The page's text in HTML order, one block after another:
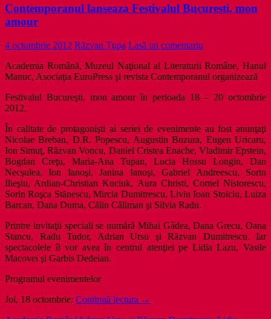
la
Artoteca
Contemporanul lanseaza Festivalul Bucuresti, mon
amour
4 octombrie 2012 Răzvan Țupa Lasă un comentariu
Academia Română, Muzeul Naţional al Literaturii Române, Hanul
Manuc, Asociaţia EuroPress şi revista Contemporanul organizează
Festivalul Bucureşti, mon amour în perioada 18 – 20 octombrie
2012.
În calitate de protagonişti ai seriei de evenimente au fost anunţaţi
Nicolae Breban, D.R. Popescu, Augustin Buzura, Eugen Uricaru,
Ion Simuţ, Răzvan Voncu, Daniel Cristea Enache, Vladimir Epstein,
Bogdan Creţu, Maria-Ana Tupan, Lucia Hossu Longin, Dan
Necşulea, Ion Ianoşi, Janina Ianoşi, Gabriel Andreescu, Sorin
Ilieşiu, Ardian-Christian Kuciuk, Aura Christi, Cornel Nistorescu,
Sorin Roşca Stănescu, Mircia Dumitrescu, Liviu Ioan Stoiciu, Luiza
Barcan, Dana Duma, Călin Căliman şi Silvia Radu.
Printre invitaţii speciali se numără Mihai Gâdea, Dana Grecu, Oana
Stancu, Radu Tudor, Adrian Ursu şi Răzvan Dumitrescu. Iar
spectacolele îi vor avea în centrul atenţiei pe Lidia Lazu, Vasile
Macovei şi Garbis Dedeian.
Programul evenimentelor
Joi, 18 octombrie: Continuă lectura Contemporanul
→